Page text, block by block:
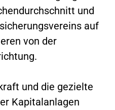
und
auf
von der
und die gezielte
Kapitalanlagen